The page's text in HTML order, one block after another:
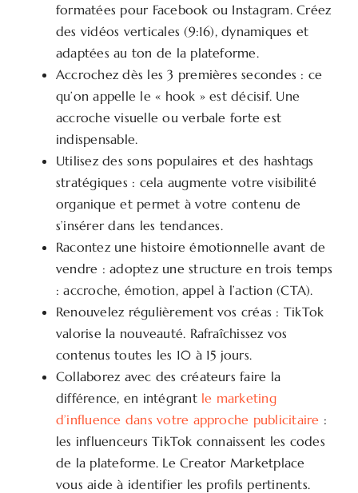
formatées pour Facebook ou Instagram. Créez
des vidéos verticales (9:16), dynamiques et
adaptées au ton de la plateforme.
Accrochez dès les 3 premières secondes : ce
qu’on appelle le « hook » est décisif. Une
accroche visuelle ou verbale forte est
indispensable.
Utilisez des sons populaires et des hashtags
stratégiques : cela augmente votre visibilité
organique et permet à votre contenu de
s’insérer dans les tendances.
Racontez une histoire émotionnelle avant de
vendre : adoptez une structure en trois temps
: accroche, émotion, appel à l’action (CTA).
Renouvelez régulièrement vos créas : TikTok
valorise la nouveauté. Rafraîchissez vos
contenus toutes les 10 à 15 jours.
Collaborez avec des créateurs faire la
différence, en intégrant le marketing
d’influence dans votre approche publicitaire :
les influenceurs TikTok connaissent les codes
de la plateforme. Le Creator Marketplace
vous aide à identifier les profils pertinents.